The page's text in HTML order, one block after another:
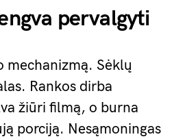
pervalgyti
mechanizmą. Sėklų
Rankos dirba
žiūri filmą, o burna
porciją. Nesąmoningas